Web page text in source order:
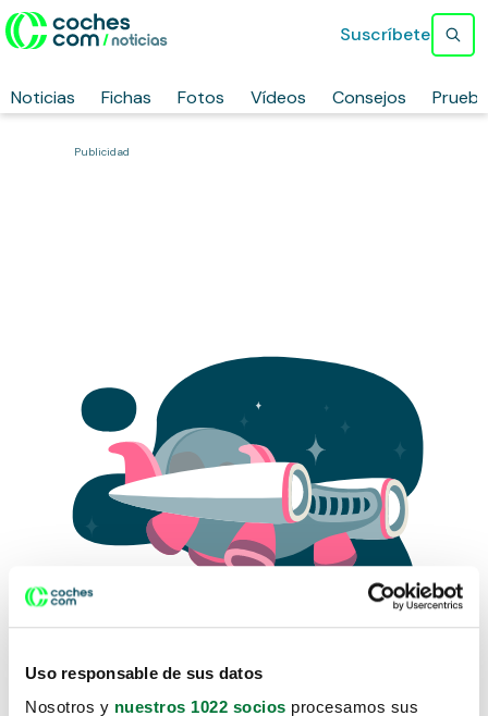
Uso responsable de sus datos
Nosotros y nuestros 1022 socios procesamos sus
Noticias Fichas Fotos Vídeos Consejos
Suscríbete
Publicidad